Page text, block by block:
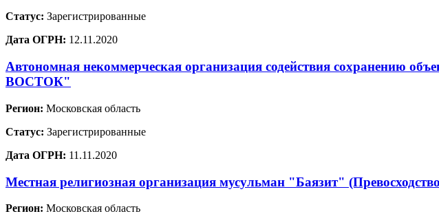
Статус: Зарегистрированные
Дата ОГРН: 12.11.2020
Автономная некоммерческая организация содействия сохранению
ВОСТОК"
Регион: Московская область
Статус: Зарегистрированные
Дата ОГРН: 11.11.2020
Местная религиозная организация мусульман "Баязит"
Регион: Московская область